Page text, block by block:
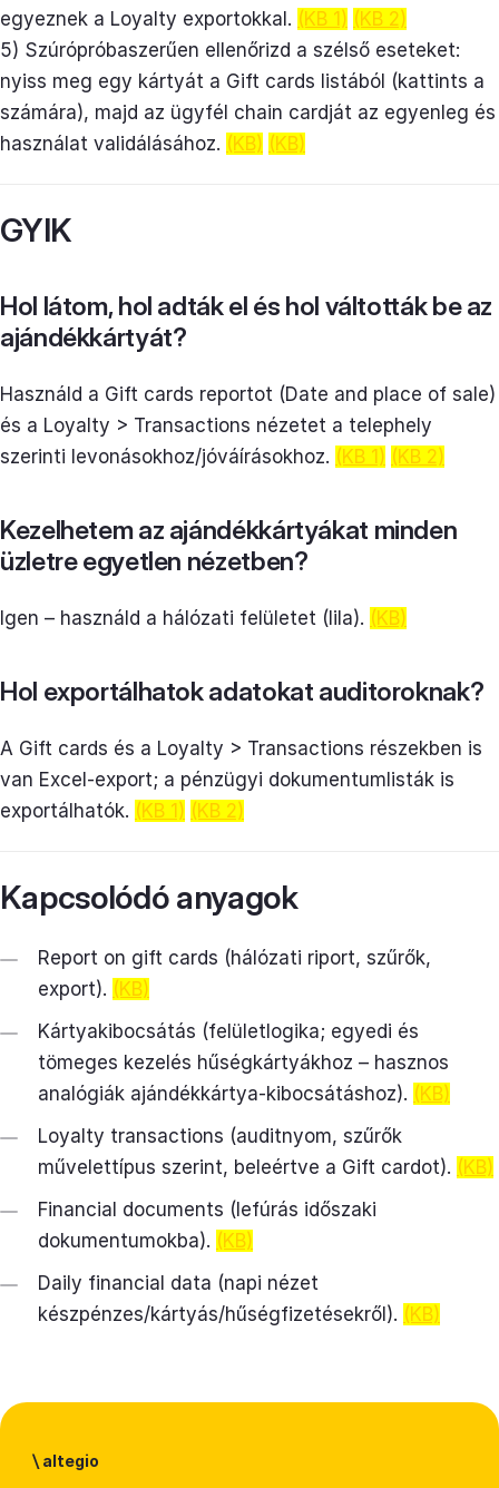
egyeznek a Loyalty exportokkal. (KB 1) (KB 2)
5) Szúrópróbaszerűen ellenőrizd a szélső eseteket:
nyiss meg egy kártyát a Gift cards listából (kattints a
számára), majd az ügyfél chain cardját az egyenleg és
használat validálásához. (KB) (KB)
GYIK
Hol látom, hol adták el és hol váltották be az
ajándékkártyát?
Használd a Gift cards reportot (Date and place of sale)
és a Loyalty > Transactions nézetet a telephely
szerinti levonásokhoz/jóváírásokhoz. (KB 1) (KB 2)
Kezelhetem az ajándékkártyákat minden
üzletre egyetlen nézetben?
Igen – használd a hálózati felületet (lila). (KB)
Hol exportálhatok adatokat auditoroknak?
A Gift cards és a Loyalty > Transactions részekben is
van Excel-export; a pénzügyi dokumentumlisták is
exportálhatók. (KB 1) (KB 2)
Kapcsolódó anyagok
Report on gift cards (hálózati riport, szűrők,
export). (KB)
Kártyakibocsátás (felületlogika; egyedi és
tömeges kezelés hűségkártyákhoz – hasznos
analógiák ajándékkártya-kibocsátáshoz). (KB)
Loyalty transactions (auditnyom, szűrők
művelettípus szerint, beleértve a Gift cardot). (KB)
Financial documents (lefúrás időszaki
dokumentumokba). (KB)
Daily financial data (napi nézet
készpénzes/kártyás/hűségfizetésekről). (KB)
\ altegio